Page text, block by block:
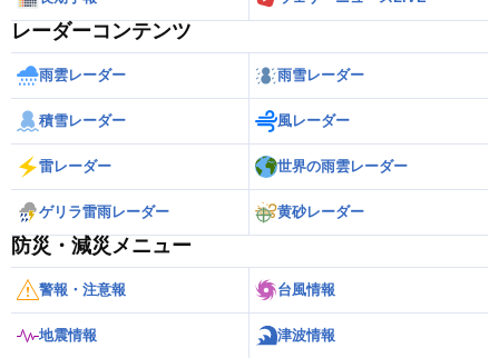
レーダーコンテンツ
雨雲レーダー 雨雪レーダー
積雪レーダー 風レーダー
雷レーダー 世界の雨雲レーダー
ゲリラ雷雨レーダー 黄砂レーダー
防災・減災メニュー
警報・注意報 台風情報
地震情報 津波情報